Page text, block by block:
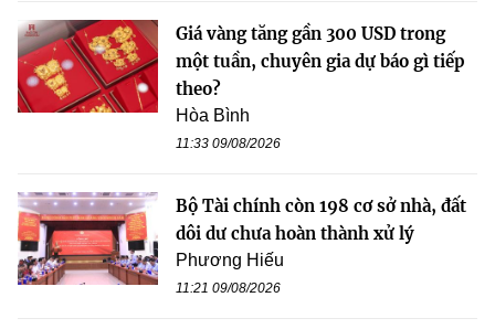
Giá vàng tăng gần 300 USD trong
một tuần, chuyên gia dự báo gì tiếp
theo?
Hòa Bình
11:33 09/08/2026
Bộ Tài chính còn 198 cơ sở nhà, đất
dôi dư chưa hoàn thành xử lý
Phương Hiếu
11:21 09/08/2026